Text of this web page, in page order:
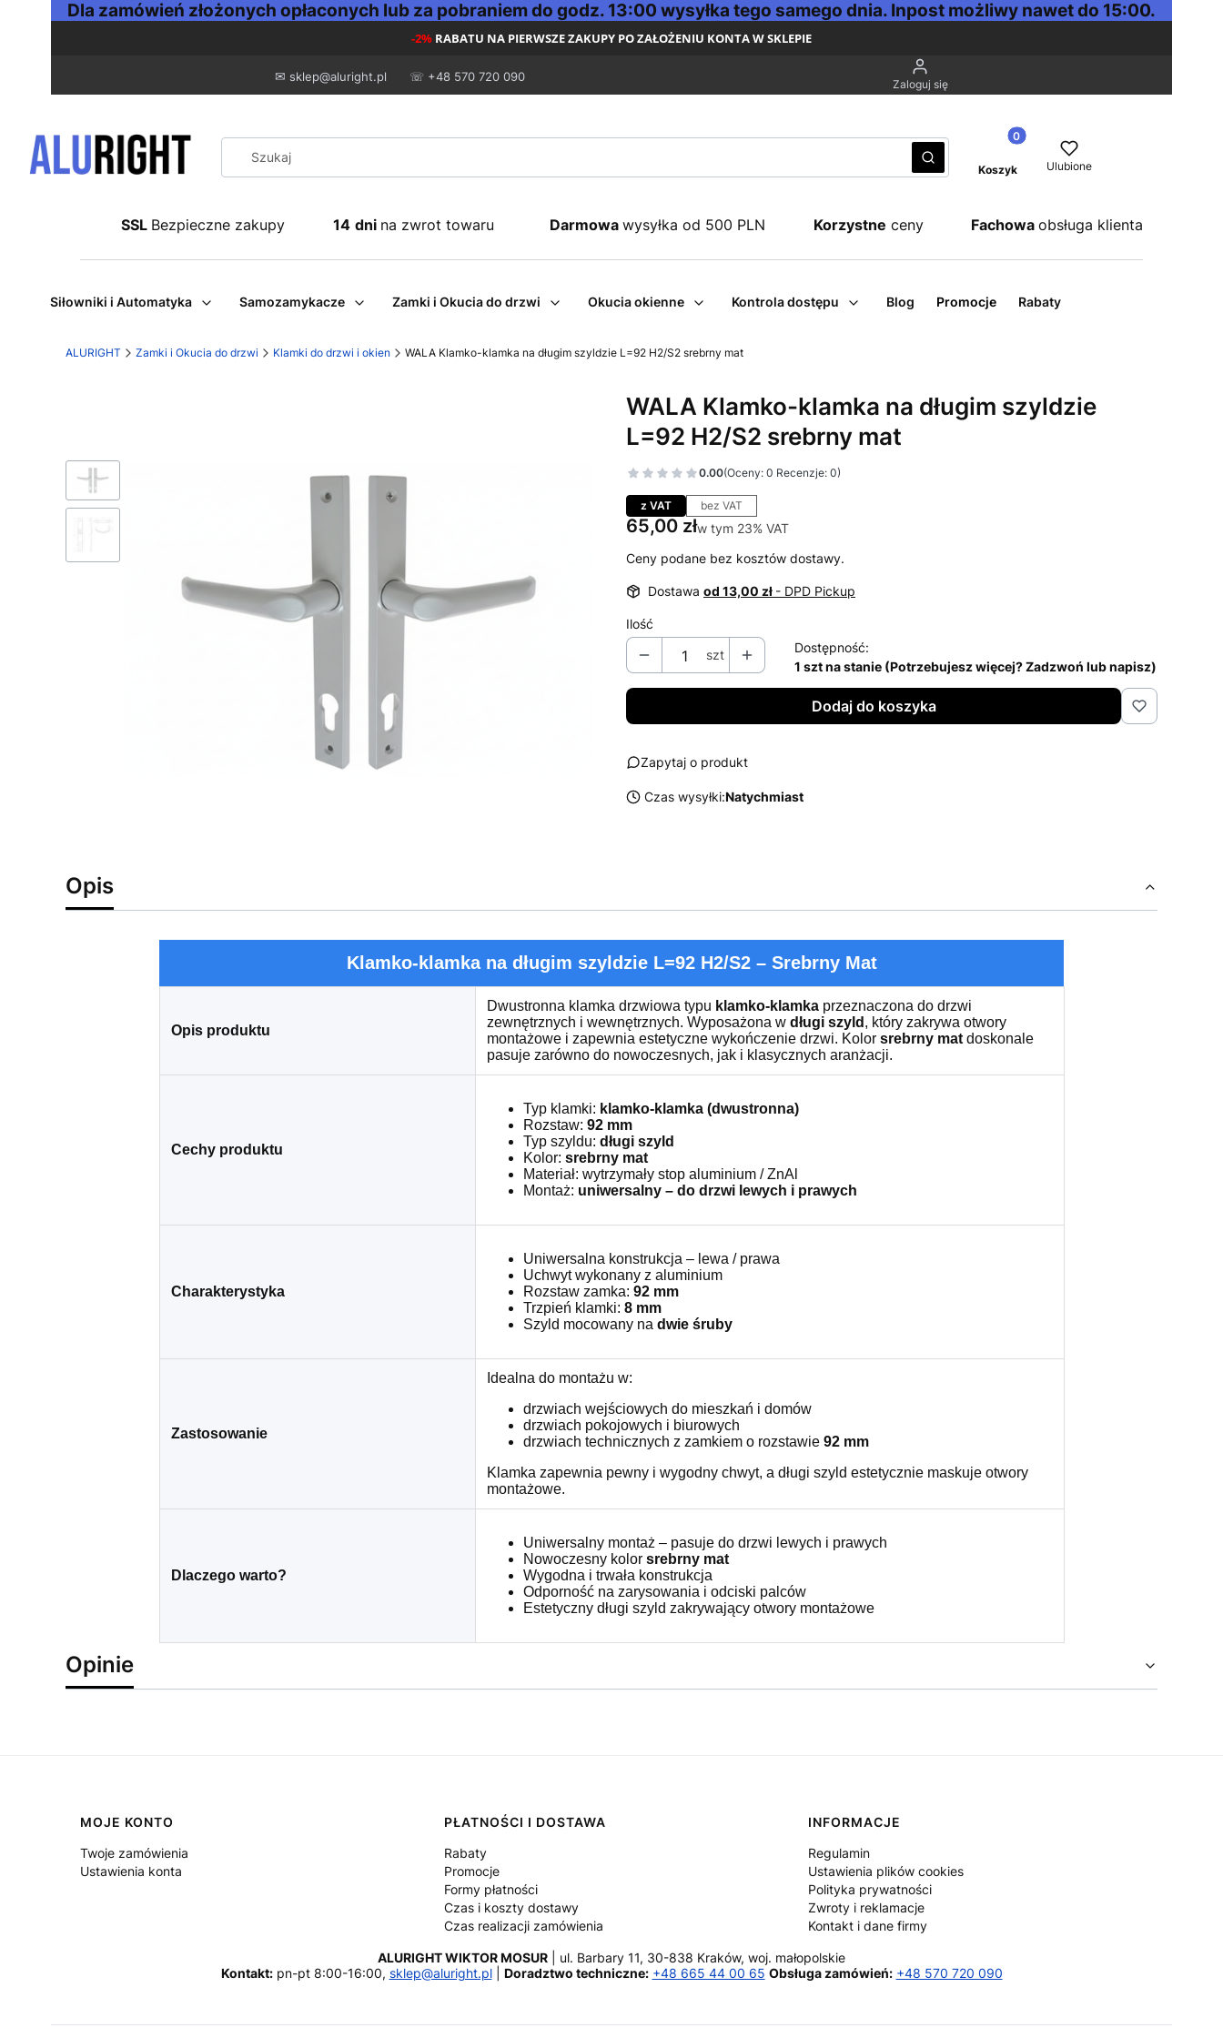
Dla zamówień złożonych opłaconych lub za pobraniem do godz. 13:00 wysyłka tego samego dnia. Inpost możliwy nawet do 15:00.
-2% RABATU NA PIERWSZE ZAKUPY PO ZAŁOŻENIU KONTA W SKLEPIE
✉ sklep@aluright.pl ☏ +48 570 720 090 Zaloguj się
WyczyśćSzukaj
Produkty w koszyku: 0. Zobacz
Koszyk Ulubione
SSL Bezpieczne zakupy 14 dni na zwrot towaru Darmowa wysyłka od 500 PLN Korzystne ceny Fachowa obsługa klienta
Siłowniki i Automatyka Samozamykacze Zamki i Okucia do drzwi Okucia okienne Kontrola dostępu Blog Promocje Rabaty
ALURIGHT Zamki i Okucia do drzwi Klamki do drzwi i okien WALA Klamko-klamka na długim szyldzie L=92 H2/S2 srebrny mat
WALA Klamko-klamka na długim szyldzie
L=92 H2/S2 srebrny mat
0.00(Oceny: 0 Recenzje: 0)
Przejdź do sekcji Opinie
z VAT bez VAT
Cena
65,00 złw tym 23% VAT
w tym 23% VAT
Ceny podane bez kosztów dostawy.
Dostawa od 13,00 zł - DPD Pickup
Ilość
szt
Dostępność:
1 szt na stanie (Potrzebujesz więcej? Zadzwoń lub napisz)
Dodaj do koszyka
Zapytaj o produkt
Czas wysyłki:Natychmiast
Opis
Klamko-klamka na długim szyldzie L=92 H2/S2 – Srebrny Mat
Opis produktu
Dwustronna klamka drzwiowa typu klamko-klamka przeznaczona do drzwi
zewnętrznych i wewnętrznych. Wyposażona w długi szyld , który zakrywa otwory
montażowe i zapewnia estetyczne wykończenie drzwi. Kolor srebrny mat doskonale
pasuje zarówno do nowoczesnych, jak i klasycznych aranżacji.
Cechy produktu
Typ klamki: klamko-klamka (dwustronna)
Rozstaw: 92 mm
Typ szyldu: długi szyld
Kolor: srebrny mat
Materiał: wytrzymały stop aluminium / ZnAl
Montaż: uniwersalny – do drzwi lewych i prawych
Charakterystyka
Uniwersalna konstrukcja – lewa / prawa
Uchwyt wykonany z aluminium
Rozstaw zamka: 92 mm
Trzpień klamki: 8 mm
Szyld mocowany na dwie śruby
Zastosowanie
Idealna do montażu w:
drzwiach wejściowych do mieszkań i domów
drzwiach pokojowych i biurowych
drzwiach technicznych z zamkiem o rozstawie 92 mm
Klamka zapewnia pewny i wygodny chwyt, a długi szyld estetycznie maskuje otwory
montażowe.
Dlaczego warto?
Uniwersalny montaż – pasuje do drzwi lewych i prawych
Nowoczesny kolor srebrny mat
Wygodna i trwała konstrukcja
Odporność na zarysowania i odciski palców
Estetyczny długi szyld zakrywający otwory montażowe
Opinie
Linki w stopce
MOJE KONTO
Twoje zamówienia
Ustawienia konta
PŁATNOŚCI I DOSTAWA
Rabaty
Promocje
Formy płatności
Czas i koszty dostawy
Czas realizacji zamówienia
INFORMACJE
Regulamin
Ustawienia plików cookies
Polityka prywatności
Zwroty i reklamacje
Kontakt i dane firmy
ALURIGHT WIKTOR MOSUR ul. Barbary 11, 30-838 Kraków, woj. małopolskie
Kontakt:pn-pt 8:00-16:00, sklep@aluright.pl Doradztwo techniczne: +48 665 44 00 65 Obsługa zamówień: +48 570 720 090